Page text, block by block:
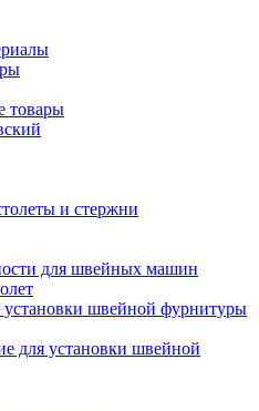
товары
и стержни
для швейных машин
установки швейной фурнитуры
для установки швейной